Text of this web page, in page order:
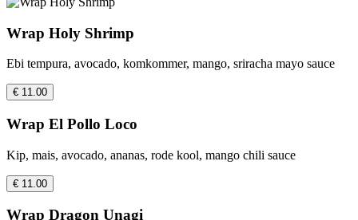
Wrap Holy Shrimp
Ebi tempura, avocado, komkommer, mango, sriracha mayo sauce
€ 11.00
Wrap El Pollo Loco
Kip, mais, avocado, ananas, rode kool, mango chili sauce
€ 11.00
Wrap Dragon Unagi